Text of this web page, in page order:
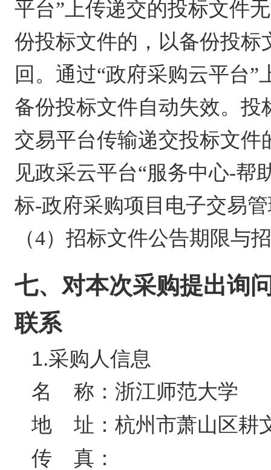
平台”上传递交的投标文件
份投标文件的，以备份投
回。通过“政府采购云平台
备份投标文件自动失效。
交易平台传输递交投标文
见政采云平台“服务中心-帮
标-政府采购项目电子交易
（4）招标文件公告期限与
七、对本次采购提出询
联系
1.采购人信息
名 称： 浙江师范大学
地 址： 杭州市萧山区耕
传 真：